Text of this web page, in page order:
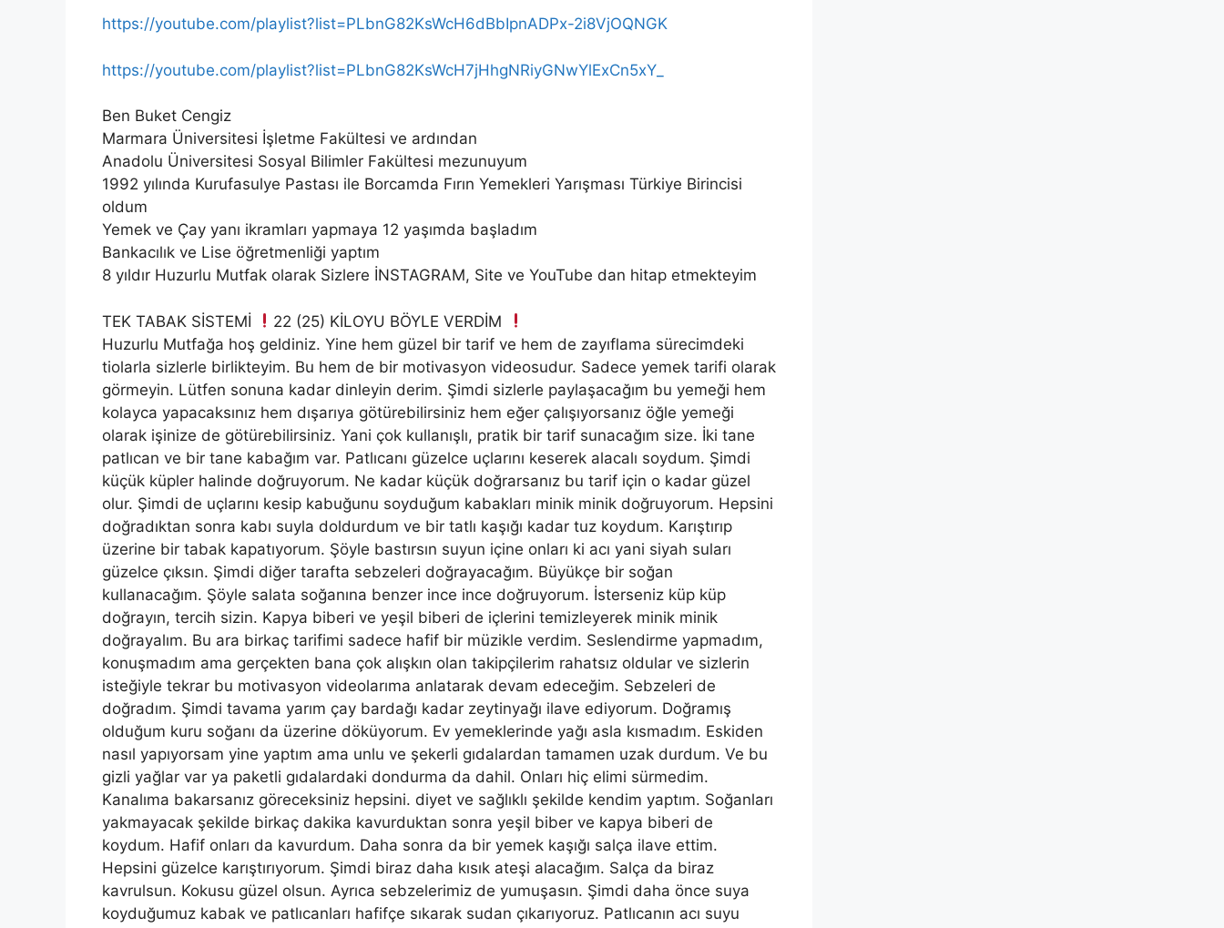
https://youtube.com/playlist?list=PLbnG82KsWcH6dBbIpnADPx-2i8VjOQNGK
https://youtube.com/playlist?list=PLbnG82KsWcH7jHhgNRiyGNwYlExCn5xY_
Ben Buket Cengiz
Marmara Üniversitesi İşletme Fakültesi ve ardından
Anadolu Üniversitesi Sosyal Bilimler Fakültesi mezunuyum
1992 yılında Kurufasulye Pastası ile Borcamda Fırın Yemekleri Yarışması Türkiye Birincisi
oldum
Yemek ve Çay yanı ikramları yapmaya 12 yaşımda başladım
Bankacılık ve Lise öğretmenliği yaptım
8 yıldır Huzurlu Mutfak olarak Sizlere İNSTAGRAM, Site ve YouTube dan hitap etmekteyim
TEK TABAK SİSTEMİ
22 (25) KİLOYU BÖYLE VERDİM
Huzurlu Mutfağa hoş geldiniz. Yine hem güzel bir tarif ve hem de zayıflama sürecimdeki
tiolarla sizlerle birlikteyim. Bu hem de bir motivasyon videosudur. Sadece yemek tarifi olarak
görmeyin. Lütfen sonuna kadar dinleyin derim. Şimdi sizlerle paylaşacağım bu yemeği hem
kolayca yapacaksınız hem dışarıya götürebilirsiniz hem eğer çalışıyorsanız öğle yemeği
olarak işinize de götürebilirsiniz. Yani çok kullanışlı, pratik bir tarif sunacağım size. İki tane
patlıcan ve bir tane kabağım var. Patlıcanı güzelce uçlarını keserek alacalı soydum. Şimdi
küçük küpler halinde doğruyorum. Ne kadar küçük doğrarsanız bu tarif için o kadar güzel
olur. Şimdi de uçlarını kesip kabuğunu soyduğum kabakları minik minik doğruyorum. Hepsini
doğradıktan sonra kabı suyla doldurdum ve bir tatlı kaşığı kadar tuz koydum. Karıştırıp
üzerine bir tabak kapatıyorum. Şöyle bastırsın suyun içine onları ki acı yani siyah suları
güzelce çıksın. Şimdi diğer tarafta sebzeleri doğrayacağım. Büyükçe bir soğan
kullanacağım. Şöyle salata soğanına benzer ince ince doğruyorum. İsterseniz küp küp
doğrayın, tercih sizin. Kapya biberi ve yeşil biberi de içlerini temizleyerek minik minik
doğrayalım. Bu ara birkaç tarifimi sadece hafif bir müzikle verdim. Seslendirme yapmadım,
konuşmadım ama gerçekten bana çok alışkın olan takipçilerim rahatsız oldular ve sizlerin
isteğiyle tekrar bu motivasyon videolarıma anlatarak devam edeceğim. Sebzeleri de
doğradım. Şimdi tavama yarım çay bardağı kadar zeytinyağı ilave ediyorum. Doğramış
olduğum kuru soğanı da üzerine döküyorum. Ev yemeklerinde yağı asla kısmadım. Eskiden
nasıl yapıyorsam yine yaptım ama unlu ve şekerli gıdalardan tamamen uzak durdum. Ve bu
gizli yağlar var ya paketli gıdalardaki dondurma da dahil. Onları hiç elimi sürmedim.
Kanalıma bakarsanız göreceksiniz hepsini. diyet ve sağlıklı şekilde kendim yaptım. Soğanları
yakmayacak şekilde birkaç dakika kavurduktan sonra yeşil biber ve kapya biberi de
koydum. Hafif onları da kavurdum. Daha sonra da bir yemek kaşığı salça ilave ettim.
Hepsini güzelce karıştırıyorum. Şimdi biraz daha kısık ateşi alacağım. Salça da biraz
kavrulsun. Kokusu güzel olsun. Ayrıca sebzelerimiz de yumuşasın. Şimdi daha önce suya
koyduğumuz kabak ve patlıcanları hafifçe sıkarak sudan çıkarıyoruz. Patlıcanın acı suyu